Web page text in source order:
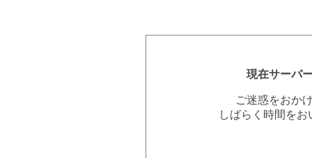
現在サーバ
ご迷惑をおか
しばらく時間を